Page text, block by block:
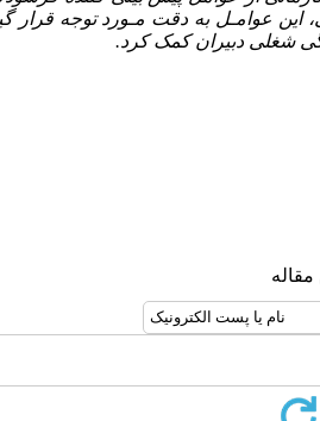
عوامـل به دقت مـورد توجه قرار
شغلی دبیران کمک کرد.
مقاله